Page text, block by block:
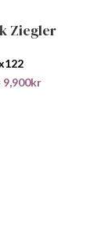
Ziegler
9,900kr